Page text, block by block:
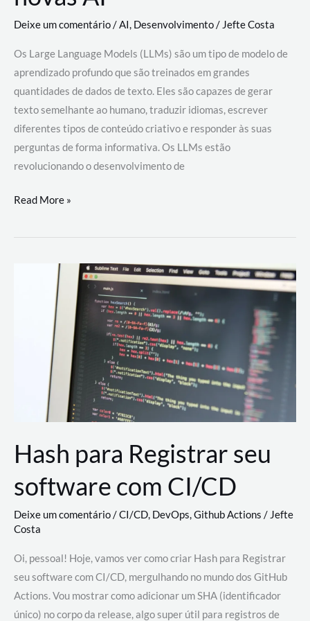
Deixe um comentário/AI, Desenvolvimento/ Jefte Costa
Os Large Language Models (LLMs) são um tipo de modelo de
aprendizado profundo que são treinados em grandes
quantidades de dados de texto. Eles são capazes de gerar
texto semelhante ao humano, traduzir idiomas, escrever
diferentes tipos de conteúdo criativo e responder às suas
perguntas de forma informativa. Os LLMs estão
revolucionando o desenvolvimento de
Large
Models
revolucionando
desenvolvimento
Read More »
Hash para Registrar seu
software com CI/CD
Deixe um comentário/CI/CD, DevOps,Github Actions /Jefte
Costa
Oi, pessoal! Hoje, vamos ver como criar Hash para Registrar
seu software com CI/CD, mergulhando no mundo dos GitHub
Actions. Vou mostrar como adicionar um SHA (identificador
único) no corpo da release, algo super útil para registros de